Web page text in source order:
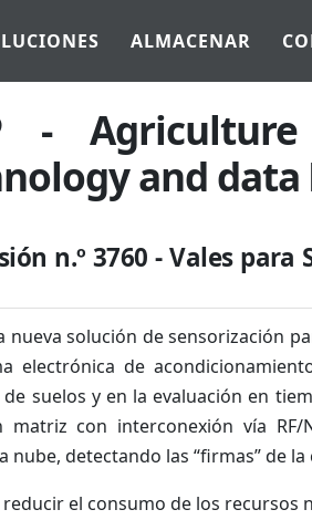
ALMACENAR
-
and data
n.º 3760 - Vales
nueva solución de sensorización
electrónica de
suelos y en la evaluación en
matriz con interconexión vía
nube, detectando las “firmas” de
el consumo de los recursos